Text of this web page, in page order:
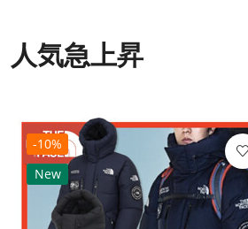
人気急上昇
-10%
New